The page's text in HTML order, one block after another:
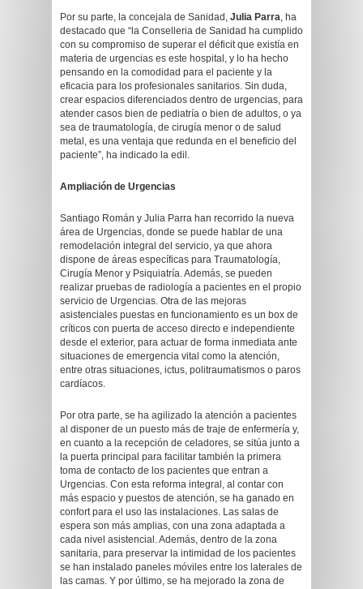
Por su parte, la concejala de Sanidad, Julia Parra, ha
destacado que “la Conselleria de Sanidad ha cumplido
con su compromiso de superar el déficit que existía en
materia de urgencias es este hospital, y lo ha hecho
pensando en la comodidad para el paciente y la
eficacia para los profesionales sanitarios. Sin duda,
crear espacios diferenciados dentro de urgencias, para
atender casos bien de pediatría o bien de adultos, o ya
sea de traumatología, de cirugía menor o de salud
metal, es una ventaja que redunda en el beneficio del
paciente”, ha indicado la edil.
Ampliación de Urgencias
Santiago Román y Julia Parra han recorrido la nueva
área de Urgencias, donde se puede hablar de una
remodelación integral del servicio, ya que ahora
dispone de áreas específicas para Traumatología,
Cirugía Menor y Psiquiatría. Además, se pueden
realizar pruebas de radiología a pacientes en el propio
servicio de Urgencias. Otra de las mejoras
asistenciales puestas en funcionamiento es un box de
críticos con puerta de acceso directo e independiente
desde el exterior, para actuar de forma inmediata ante
situaciones de emergencia vital como la atención,
entre otras situaciones, ictus, politraumatismos o paros
cardíacos.
Por otra parte, se ha agilizado la atención a pacientes
al disponer de un puesto más de traje de enfermería y,
en cuanto a la recepción de celadores, se sitúa junto a
la puerta principal para facilitar también la primera
toma de contacto de los pacientes que entran a
Urgencias. Con esta reforma integral, al contar con
más espacio y puestos de atención, se ha ganado en
confort para el uso las instalaciones. Las salas de
espera son más amplias, con una zona adaptada a
cada nivel asistencial. Además, dentro de la zona
sanitaria, para preservar la intimidad de los pacientes
se han instalado paneles móviles entre los laterales de
las camas. Y por último, se ha mejorado la zona de